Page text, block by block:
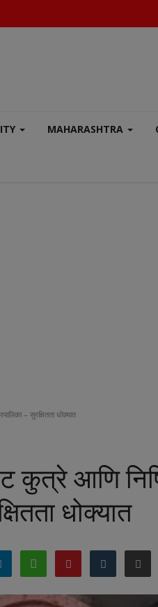
MAHARASHTRA
– सुरक्षितता धोक्यात
आणि
धोक्यात